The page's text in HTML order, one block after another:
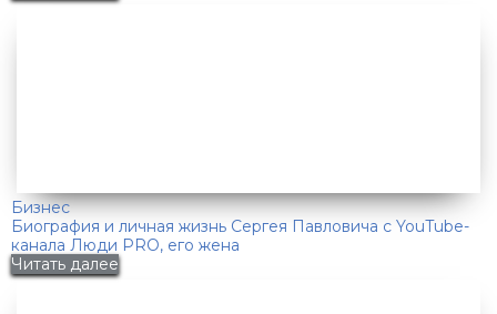
Бизнес
Биография и личная жизнь Сергея Павловича с YouTube-
канала Люди PRO, его жена
Читать далее